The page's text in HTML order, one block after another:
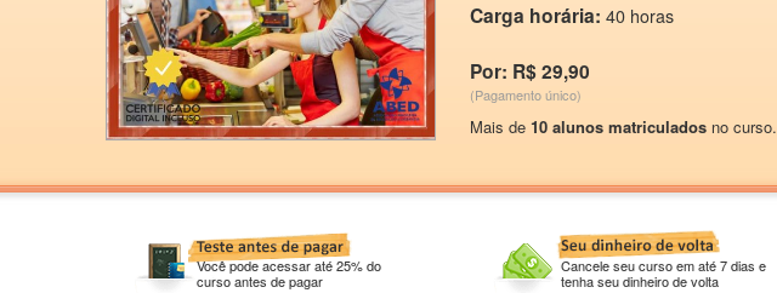
Carga horária: 40 horas
Por: R$ 29,90
(Pagamento único)
Mais de 10 alunos matriculados no curso.
Você pode acessar até 25% do
curso antes de pagar
Cancele seu curso em até 7 dias e
tenha seu dinheiro de volta